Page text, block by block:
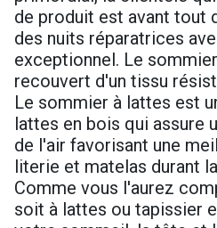
de produit est avant tout
des nuits réparatrices
exceptionnel. Le
recouvert d'un tissu
Le sommier à lattes est
lattes en bois qui assure
de l'air favorisant une
literie et matelas durant
Comme vous l'aurez
soit à lattes ou tapissier